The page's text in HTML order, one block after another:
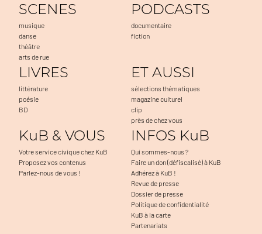
SCENES
musique
danse
théâtre
arts de rue
PODCASTS
documentaire
fiction
LIVRES
littérature
poésie
BD
ET AUSSI
sélections thématiques
magazine culturel
clip
près de chez vous
KuB & VOUS
Votre service civique chez KuB
Proposez vos contenus
Parlez-nous de vous !
INFOS KuB
Qui sommes-nous ?
Faire un don (défiscalisé) à KuB
Adhérez à KuB !
Revue de presse
Dossier de presse
Politique de confidentialité
KuB à la carte
Partenariats